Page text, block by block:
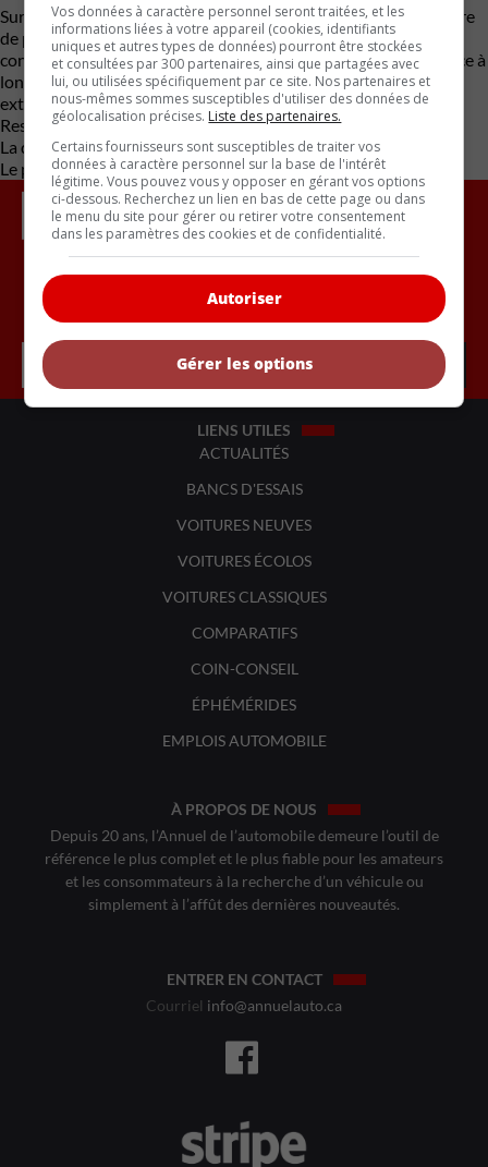
Sur le plan technique, Nokian demeure une référence en matière
de pneus d’hiver. L’approche purement mécanique — sans
connectivité ni moteur miniature — inspire davantage confiance à
long terme qu’un système électronique exposé aux conditions
extrêmes.
Reste deux inconnues majeures :
La durabilité du composé adaptatif après plusieurs saisons.
Le prix, qui n’a pas encore été dévoilé.
Inscrivez vous à l'infolettre.
LIENS UTILES
ACTUALITÉS
BANCS D'ESSAIS
VOITURES NEUVES
VOITURES ÉCOLOS
VOITURES CLASSIQUES
COMPARATIFS
COIN-CONSEIL
ÉPHÉMÉRIDES
EMPLOIS AUTOMOBILE
À PROPOS DE NOUS
Depuis 20 ans, l’Annuel de l’automobile demeure l’outil de
référence le plus complet et le plus fiable pour les amateurs
et les consommateurs à la recherche d’un véhicule ou
simplement à l’affût des dernières nouveautés.
ENTRER EN CONTACT
Courriel info@annuelauto.ca
Vos données à caractère personnel seront traitées, et les
informations liées à votre appareil (cookies, identifiants
uniques et autres types de données) pourront être stockées
et consultées par 300 partenaires, ainsi que partagées avec
lui, ou utilisées spécifiquement par ce site. Nos partenaires et
nous-mêmes sommes susceptibles d'utiliser des données de
géolocalisation précises. Liste des partenaires.
Certains fournisseurs sont susceptibles de traiter vos
données à caractère personnel sur la base de l'intérêt
légitime. Vous pouvez vous y opposer en gérant vos options
ci-dessous. Recherchez un lien en bas de cette page ou dans
le menu du site pour gérer ou retirer votre consentement
dans les paramètres des cookies et de confidentialité.
Autoriser
Gérer les options